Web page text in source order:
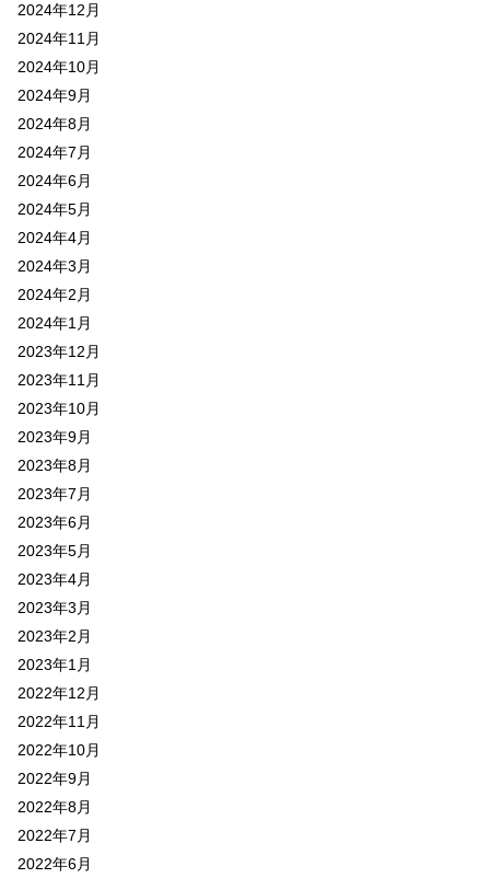
2024年12月
2024年11月
2024年10月
2024年9月
2024年8月
2024年7月
2024年6月
2024年5月
2024年4月
2024年3月
2024年2月
2024年1月
2023年12月
2023年11月
2023年10月
2023年9月
2023年8月
2023年7月
2023年6月
2023年5月
2023年4月
2023年3月
2023年2月
2023年1月
2022年12月
2022年11月
2022年10月
2022年9月
2022年8月
2022年7月
2022年6月